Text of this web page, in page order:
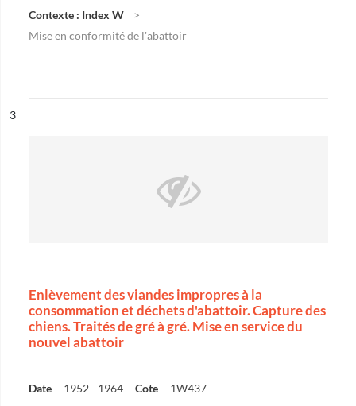
Contexte : Index W
Mise en conformité de l'abattoir
n°
3
Enlèvement des viandes impropres à la
consommation et déchets d'abattoir. Capture des
chiens. Traités de gré à gré. Mise en service du
nouvel abattoir
Date 1952 - 1964 Cote 1W437